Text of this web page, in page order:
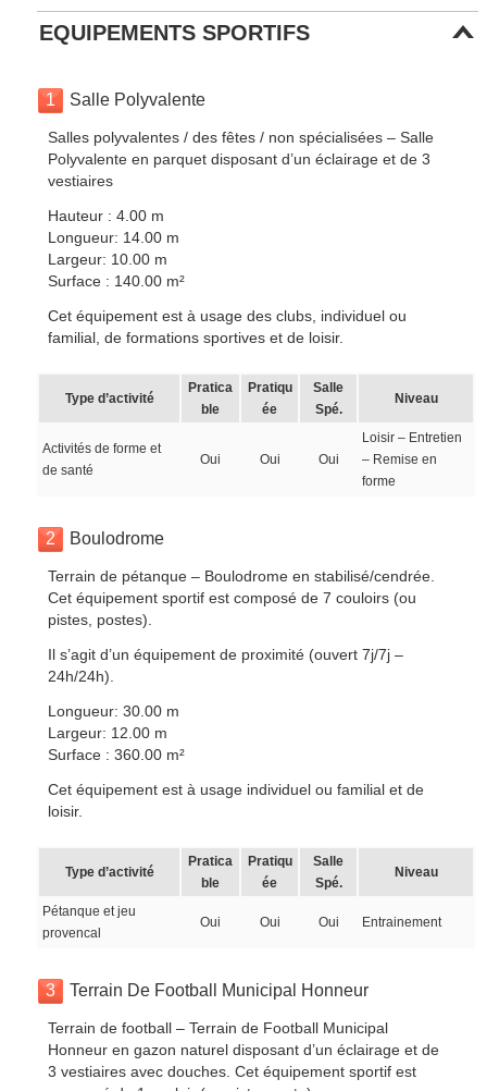
EQUIPEMENTS SPORTIFS
1 Salle Polyvalente
Salles polyvalentes / des fêtes / non spécialisées – Salle
Polyvalente en parquet disposant d’un éclairage et de 3
vestiaires
Hauteur : 4.00 m
Longueur: 14.00 m
Largeur: 10.00 m
Surface : 140.00 m²
Cet équipement est à usage des clubs, individuel ou
familial, de formations sportives et de loisir.
Type d’activité
Pratica
ble
Pratiqu
ée
Salle
Spé.
Niveau
Activités de forme et
de santé
Oui Oui Oui
Loisir – Entretien
– Remise en
forme
2 Boulodrome
Terrain de pétanque – Boulodrome en stabilisé/cendrée.
Cet équipement sportif est composé de 7 couloirs (ou
pistes, postes).
Il s’agit d’un équipement de proximité (ouvert 7j/7j –
24h/24h).
Longueur: 30.00 m
Largeur: 12.00 m
Surface : 360.00 m²
Cet équipement est à usage individuel ou familial et de
loisir.
Type d’activité
Pratica
ble
Pratiqu
ée
Salle
Spé.
Niveau
Pétanque et jeu
provencal
Oui Oui Oui Entrainement
3 Terrain De Football Municipal Honneur
Terrain de football – Terrain de Football Municipal
Honneur en gazon naturel disposant d’un éclairage et de
3 vestiaires avec douches. Cet équipement sportif est